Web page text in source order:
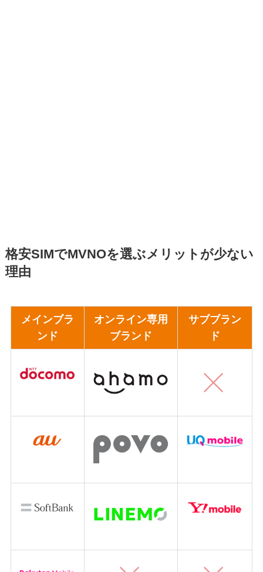
格安SIMでMVNOを選ぶメリットが少ない
理由
メインブラ
ンド
オンライン専用
ブランド
サブブラン
ド